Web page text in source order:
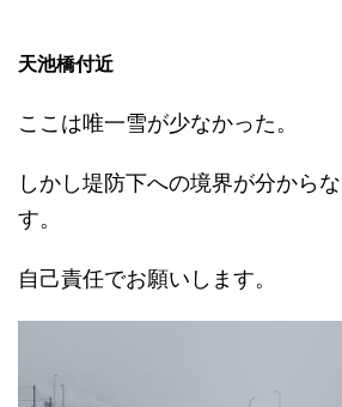
天池橋付近
ここは唯一雪が少なかった。
しかし堤防下への境界が分から
す。
自己責任でお願いします。